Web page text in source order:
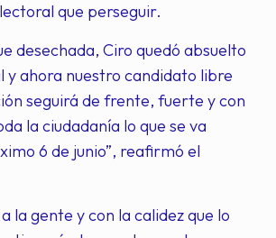
que perseguir.
desechada, Ciro quedó absuelto
y ahora nuestro candidato libre
seguirá de frente, fuerte y con
la ciudadanía lo que se va
6 de junio”, reafirmó el
la gente y con la calidez que lo